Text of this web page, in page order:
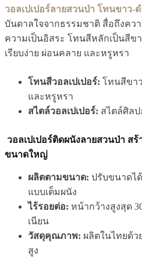
วอลเปเปอร์ลายสวนป่า โทนขาว-ด
บันดาลใจจากธรรมชาติ สื่อถึงคว
ความเป็นอิสระ โทนสีหลักเป็นสีข
เรียบง่าย ผ่อนคลาย และหรูหรา
โทนสีวอลเปเปอร์: โทนสีขา
และหรูหรา
สไตล์วอลเปเปอร์: สไตล์ศิล
วอลเปเปอร์ติดผนังลายสวนป่า ส
ขนาดใหญ่
ผลิตตามขนาด: ปรับขนาดไ
แบบเต็มผนัง
ไร้รอยต่อ: หน้ากว้างสูงสุด
เนียน
วัสดุคุณภาพ: ผลิตในไทยด้
สูง